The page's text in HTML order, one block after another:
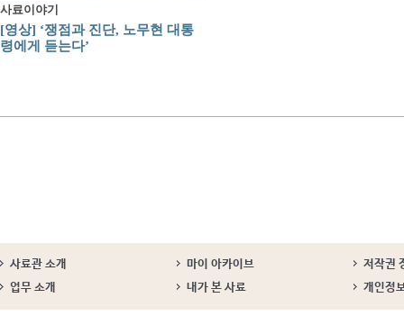
사료이야기
[영상] ‘쟁점과 진단, 노무현 대통
령에게 듣는다’
사료관 소개 마이 아카이브
저작권
업무 소개
내가 본 사료 개인정